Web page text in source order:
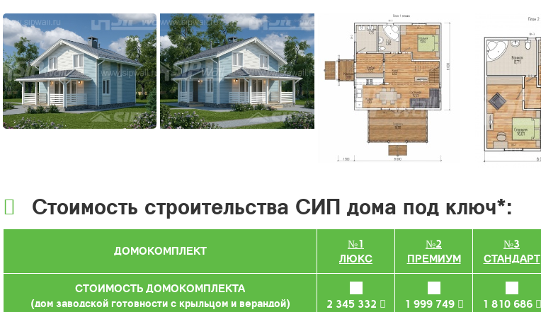
Стоимость строительства СИП дома под ключ*:
ДОМОКОМПЛЕКТ
№1
ЛЮКС
№2
ПРЕМИУМ
№3
СТАНДАРТ
СТОИМОСТЬ ДОМОКОМПЛЕКТА
(дом заводской готовности с крыльцом и верандой)
2 345 332 1 999 749 1 810 686